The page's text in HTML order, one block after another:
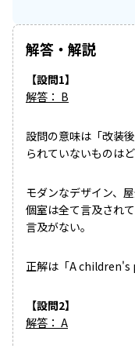
解答・解説
【設問1】
解答： B
設問の意味は「改装
られていないものは
モダンなデザイン、
個室は全て言及され
言及がない。
正解は「A children's
【設問2】
解答： A